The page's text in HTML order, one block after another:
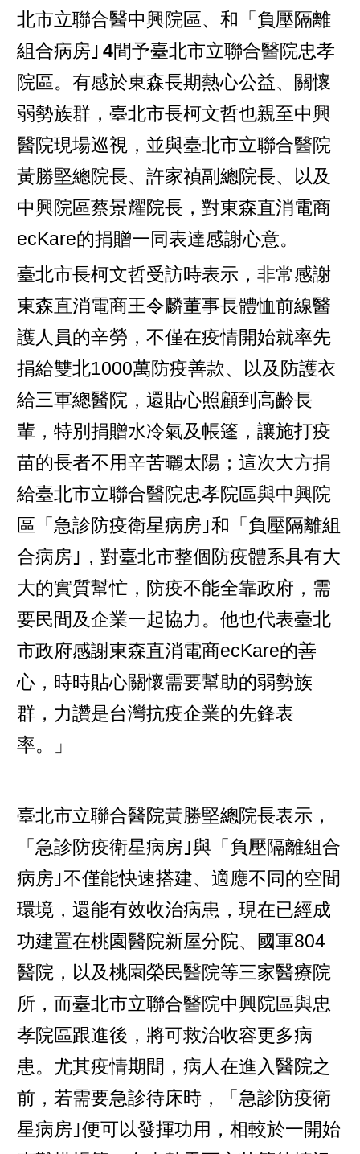
北市立聯合醫中興院區、和「負壓隔離
組合病房｣ 4間予臺北市立聯合醫院忠孝
院區。有感於東森長期熱心公益、關懷
弱勢族群，臺北市長柯文哲也親至中興
醫院現場巡視，並與臺北市立聯合醫院
黃勝堅總院長、許家禎副總院長、以及
中興院區蔡景耀院長，對東森直消電商
ecKare的捐贈一同表達感謝心意。
臺北市長柯文哲受訪時表示，非常感謝
東森直消電商王令麟董事長體恤前線醫
護人員的辛勞，不僅在疫情開始就率先
捐給雙北1000萬防疫善款、以及防護衣
給三軍總醫院，還貼心照顧到高齡長
輩，特別捐贈水冷氣及帳篷，讓施打疫
苗的長者不用辛苦曬太陽；這次大方捐
給臺北市立聯合醫院忠孝院區與中興院
區「急診防疫衛星病房｣和「負壓隔離組
合病房｣，對臺北市整個防疫體系具有大
大的實質幫忙，防疫不能全靠政府，需
要民間及企業一起協力。他也代表臺北
市政府感謝東森直消電商ecKare的善
心，時時貼心關懷需要幫助的弱勢族
群，力讚是台灣抗疫企業的先鋒表
率。」
臺北市立聯合醫院黃勝堅總院長表示，
「急診防疫衛星病房｣與「負壓隔離組合
病房｣不僅能快速搭建、適應不同的空間
環境，還能有效收治病患，現在已經成
功建置在桃園醫院新屋分院、國軍804
醫院，以及桃園榮民醫院等三家醫療院
所，而臺北市立聯合醫院中興院區與忠
孝院區跟進後，將可救治收容更多病
患。尤其疫情期間，病人在進入醫院之
前，若需要急診待床時，「急診防疫衛
星病房｣便可以發揮功用，相較於一開始